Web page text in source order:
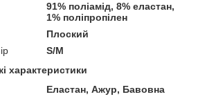
91% поліамід, 8% еластан,
1% поліпропілен
Плоский
S/M
характеристики
Еластан, Ажур, Бавовна